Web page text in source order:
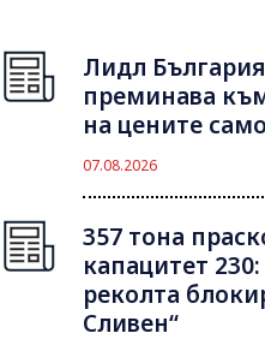
Лидл
преминава
на цените
07.08.2026
357 тона
капацитет
реколта
Сливен“